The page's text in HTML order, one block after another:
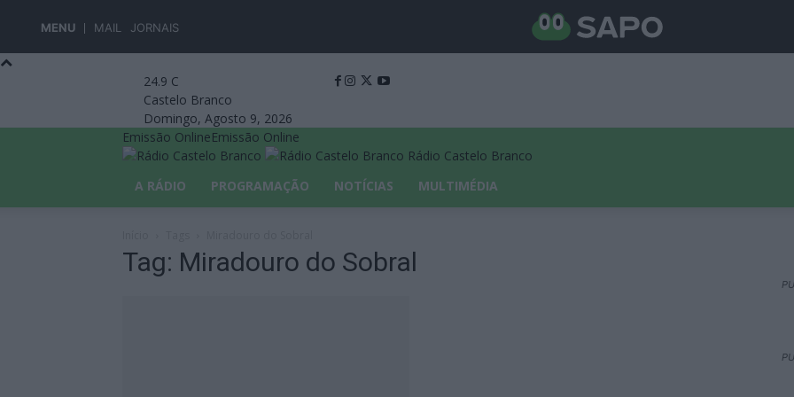
MENU MAIL JORNAIS
24.9 C
Castelo Branco
Domingo, Agosto 9, 2026
Emissão OnlineEmissão Online
Rádio Castelo Branco
A RÁDIO
PROGRAMAÇÃO NOTÍCIAS MULTIMÉDIA
Tag: Miradouro do Sobral